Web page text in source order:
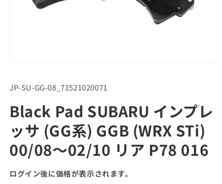
SKU:
JP-SU-GG-08_71521020071
Black Pad SUBARU インプレ
ッサ (GG系) GGB (WRX STi)
00/08～02/10 リア P78 016
ログイン後に価格が表示されます。